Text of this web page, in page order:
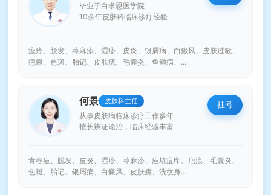
毕业于白求恩医学院
10余年皮肤科临床诊疗经验
痤疮、脱发、荨麻疹、湿疹、皮炎、银屑病、白癜风、皮肤过敏、
疤痕、色斑、胎记、皮肤疣、毛囊炎、鱼鳞病、...
何景 皮肤科主任
从事皮肤病临床诊疗工作多年
擅长辨证论治，临床经验丰富
挂号
青春痘、脱发、皮炎、湿疹、荨麻疹、痘坑痘印、疤痕、毛囊炎、
色斑、胎记、银屑病、白癜风、皮肤癣、洗纹身...